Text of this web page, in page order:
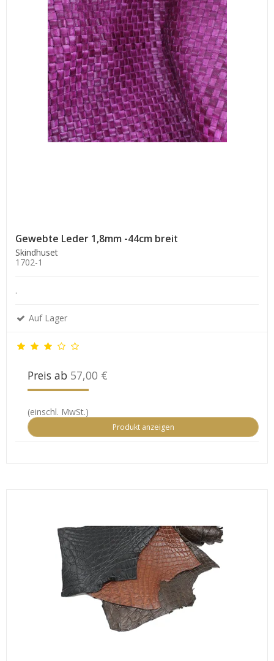
Gewebte Leder 1,8mm -44cm breit
Skindhuset
1702-1
.
Auf Lager
Preis ab 57,00 €
(einschl. MwSt.)
Produkt anzeigen